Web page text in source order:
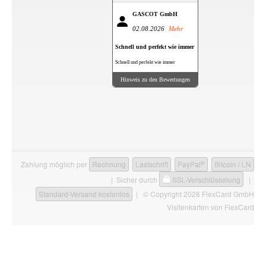
GASCOT GmbH
02.08.2026 Mehr
Schnell und perfekt wie immer
Schnell und perfekt wie immer
Hinweis zu den Bewertungen
Zahlung möglich per Rechnung Lastschrift PayPal ®
Bitcoin / LN
| Sicher durch
SSL-Verschlüsselung
|
Standard-Versand kostenlos
| © Copyright 2026 FlexCard GmbH
Visitenkarten von FlexCard